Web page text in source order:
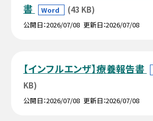
書
Word (43 KB)
公開日 2026/07/08 更新日 2026/07/08
【インフルエンザ】療養報告書
KB)
公開日 2026/07/08 更新日 2026/07/08